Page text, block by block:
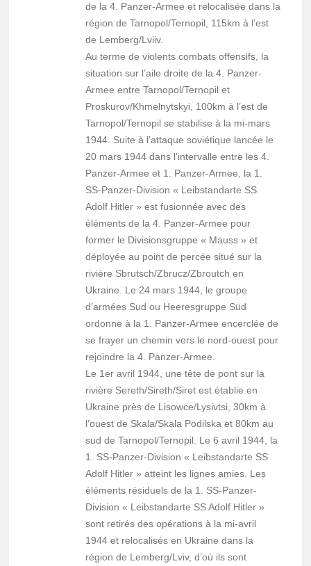
de la 4. Panzer-Armee et relocalisée dans la
région de Tarnopol/Ternopil, 115km à l’est
de Lemberg/Lviiv.
Au terme de violents combats offensifs, la
situation sur l’aile droite de la 4. Panzer-
Armee entre Tarnopol/Ternopil et
Proskurov/Khmelnytskyi, 100km à l’est de
Tarnopol/Ternopil se stabilise à la mi-mars
1944. Suite à l’attaque soviétique lancée le
20 mars 1944 dans l’intervalle entre les 4.
Panzer-Armee et 1. Panzer-Armee, la 1.
SS-Panzer-Division « Leibstandarte SS
Adolf Hitler » est fusionnée avec des
éléments de la 4. Panzer-Armee pour
former le Divisionsgruppe « Mauss » et
déployée au point de percée situé sur la
rivière Sbrutsch/Zbrucz/Zbroutch en
Ukraine. Le 24 mars 1944, le groupe
d’armées Sud ou Heeresgruppe Süd
ordonne à la 1. Panzer-Armee encerclée de
se frayer un chemin vers le nord-ouest pour
rejoindre la 4. Panzer-Armee.
Le 1er avril 1944, une tête de pont sur la
rivière Sereth/Sireth/Siret est établie en
Ukraine près de Lisowce/Lysivtsi, 30km à
l’ouest de Skala/Skala Podilska et 80km au
sud de Tarnopol/Ternopil. Le 6 avril 1944, la
1. SS-Panzer-Division « Leibstandarte SS
Adolf Hitler » atteint les lignes amies. Les
éléments résiduels de la 1. SS-Panzer-
Division « Leibstandarte SS Adolf Hitler »
sont retirés des opérations à la mi-avril
1944 et relocalisés en Ukraine dans la
région de Lemberg/Lviv, d’où ils sont